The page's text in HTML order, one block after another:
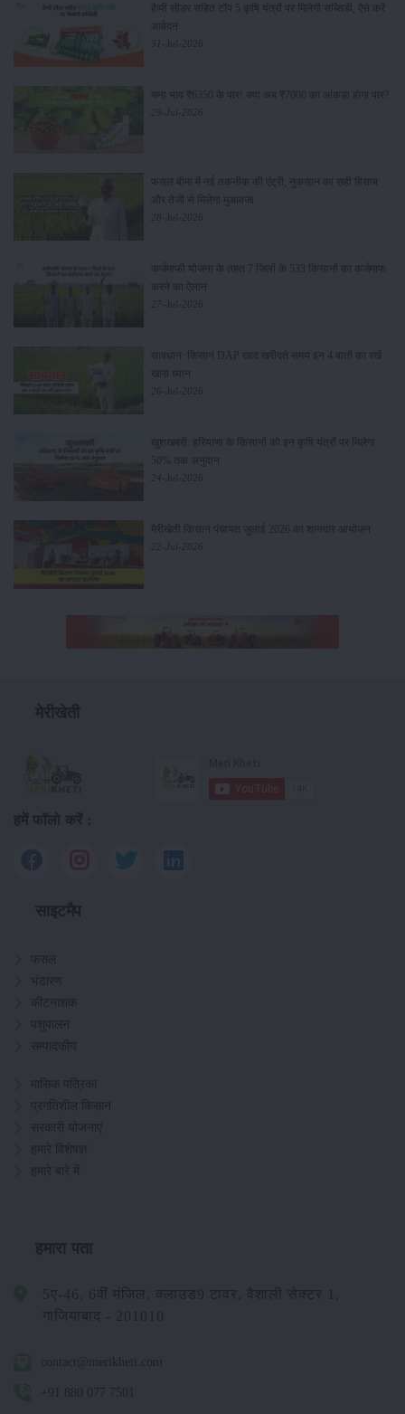
हैप्पी सीडर सहित टॉप 5 कृषि यंत्रों पर मिलेगी सब्सिडी, ऐसे करें
आवेदन
31-Jul-2026
चना भाव ₹6350 के पार! क्या अब ₹7000 का आंकड़ा होगा पार?
29-Jul-2026
फसल बीमा में नई तकनीक की एंट्री, नुकसान का सही हिसाब
और तेजी से मिलेगा मुआवजा
28-Jul-2026
कर्जमाफी योजना के तहत 7 जिलों के 533 किसानों का कर्जमाफ
करने का ऐलान
27-Jul-2026
सावधान: किसान DAP खाद खरीदते समय इन 4 बातों का रखें
खास ध्यान
26-Jul-2026
खुशखबरी: हरियाणा के किसानों को इन कृषि यंत्रों पर मिलेगा
50% तक अनुदान
24-Jul-2026
मेरीखेती किसान पंचायत जुलाई 2026 का शानदार आयोजन
22-Jul-2026